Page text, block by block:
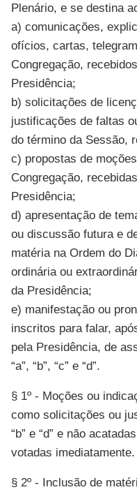
Plenário, e se destina
a) comunicações,
ofícios, cartas,
Congregação,
Presidência;
b) solicitações de
justificações de faltas
do término da Sessão,
c) propostas de
Congregação,
Presidência;
d) apresentação de
ou discussão futura e
matéria na Ordem do
ordinária ou
da Presidência;
e) manifestação ou
inscritos para falar,
pela Presidência, de
“a”, “b”, “c” e “d”.
§ 1º - Moções ou
como solicitações ou
“b” e “d” e não
votadas imediatamente.
§ 2º - Inclusão de